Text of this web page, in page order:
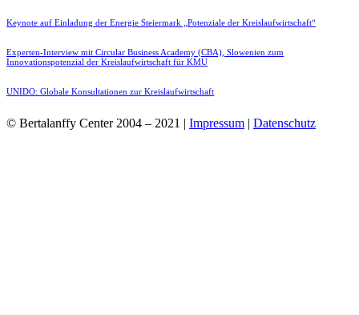
Keynote auf Einladung der Energie Steiermark „Potenziale der Kreislaufwirtschaft“
Experten-Interview mit Circular Business Academy (CBA), Slowenien zum
Innovationspotenzial der Kreislaufwirtschaft für KMU
UNIDO: Globale Konsultationen zur Kreislaufwirtschaft
© Bertalanffy Center 2004 – 2021 | Impressum | Datenschutz